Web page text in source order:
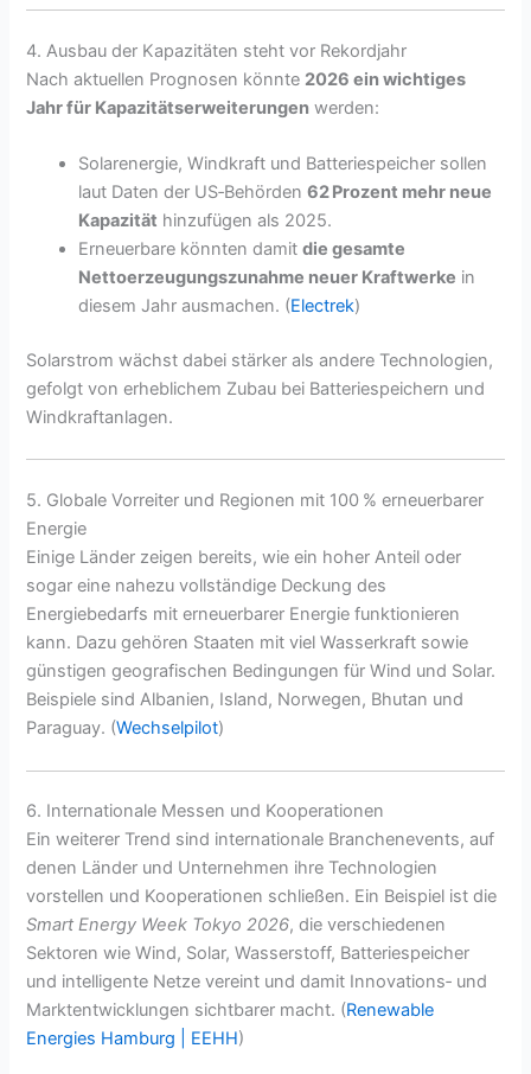
4. Ausbau der Kapazitäten steht vor Rekordjahr
Nach aktuellen Prognosen könnte 2026 ein wichtiges
Jahr für Kapazitätserweiterungen werden:
Solarenergie, Windkraft und Batteriespeicher sollen
laut Daten der US‑Behörden62 Prozent mehr neue
Kapazität hinzufügen als 2025.
Erneuerbare könnten damitdie gesamte
Nettoerzeugungszunahme neuer Kraftwerke in
diesem Jahr ausmachen. (Electrek)
Solarstrom wächst dabei stärker als andere Technologien,
gefolgt von erheblichem Zubau bei Batteriespeichern und
Windkraftanlagen.
5. Globale Vorreiter und Regionen mit 100 % erneuerbarer
Energie
Einige Länder zeigen bereits, wie ein hoher Anteil oder
sogar eine nahezu vollständige Deckung des
Energiebedarfs mit erneuerbarer Energie funktionieren
kann. Dazu gehören Staaten mit viel Wasserkraft sowie
günstigen geografischen Bedingungen für Wind und Solar.
Beispiele sind Albanien, Island, Norwegen, Bhutan und
Paraguay. (Wechselpilot)
6. Internationale Messen und Kooperationen
Ein weiterer Trend sind internationale Branchenevents, auf
denen Länder und Unternehmen ihre Technologien
vorstellen und Kooperationen schließen. Ein Beispiel ist die
Smart Energy Week Tokyo 2026, die verschiedenen
Sektoren wie Wind, Solar, Wasserstoff, Batteriespeicher
und intelligente Netze vereint und damit Innovations‑ und
Marktentwicklungen sichtbarer macht. (Renewable
Energies Hamburg | EEHH)